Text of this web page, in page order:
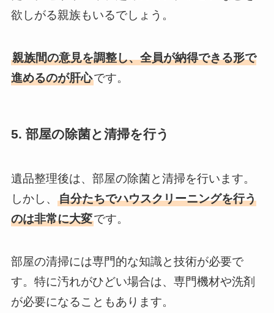
欲しがる親族もいるでしょう。
親族間の意見を調整し、全員が納得できる形で
進めるのが肝心です。
5. 部屋の除菌と清掃を行う
遺品整理後は、部屋の除菌と清掃を行います。
しかし、 自分たちでハウスクリーニングを行う
のは非常に大変です。
部屋の清掃には専門的な知識と技術が必要で
す。特に汚れがひどい場合は、専門機材や洗剤
が必要になることもあります。